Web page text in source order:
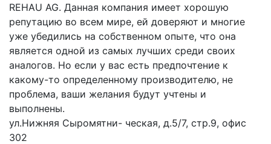
REHAU AG. Данная компания имеет хорошую
репутацию во всем мире, ей доверяют и многие
уже убедились на собственном опыте, что она
является одной из самых лучших среди своих
аналогов. Но если у вас есть предпочтение к
какому-то определенному производителю, не
проблема, ваши желания будут учтены и
выполнены.
ул.Нижняя Сыромятни- ческая, д.5/7, стр.9, офис
302